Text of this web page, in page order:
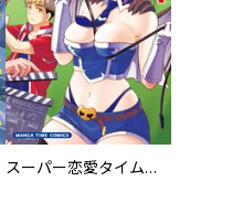
スーパー恋愛タイム！～現場でドＳな彼女は自宅でデレる～